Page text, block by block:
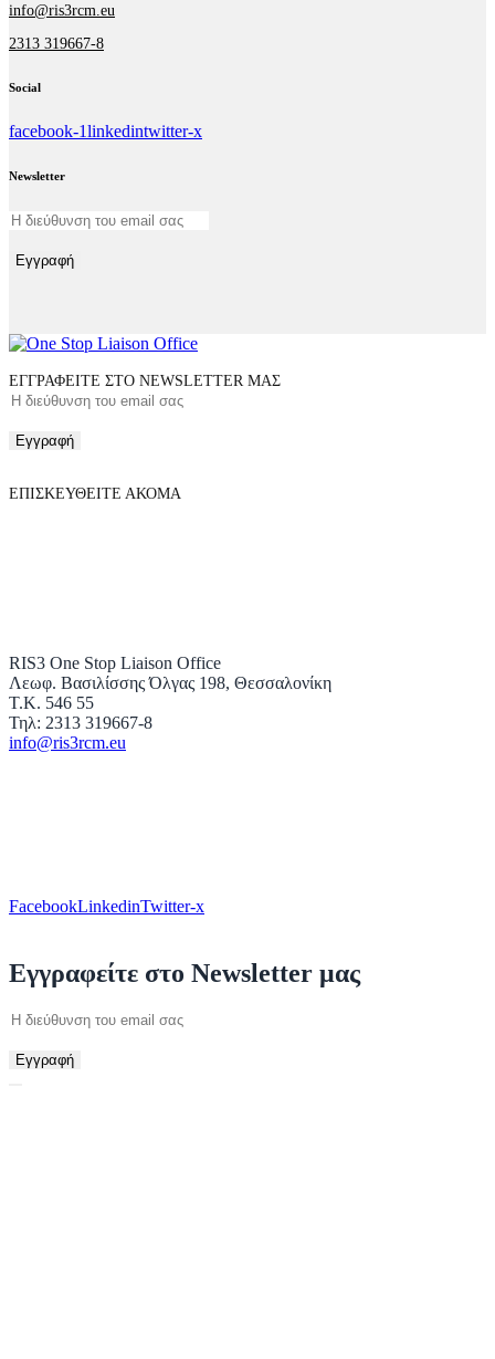
info@ris3rcm.eu
2313 319667-8
Social
facebook-1linkedintwitter-x
Newsletter
Εγγραφή
ΕΓΓΡΑΦΕΙΤΕ ΣΤΟ NEWSLETTER ΜΑΣ
Εγγραφή
ΕΠΙΣΚΕΥΘΕΙΤΕ ΑΚΟΜΑ
RIS3 One Stop Liaison Office
Λεωφ. Βασιλίσσης Όλγας 198, Θεσσαλονίκη
Τ.Κ. 546 55
Τηλ: 2313 319667-8
info@ris3rcm.eu
FacebookLinkedinTwitter-x
Εγγραφείτε στο Newsletter μας
Εγγραφή